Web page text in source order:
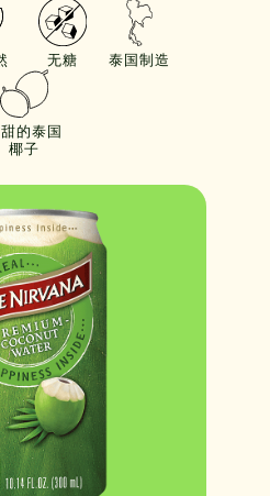
无糖 泰国制造
的泰国
椰子